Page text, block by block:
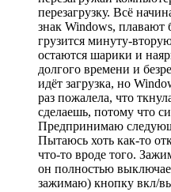
перезагрузку. Всё
знак Windows, плавают
грузится минуту-
остаются шарики и
долгого времени и
идёт загрузка, но
раз пожалела, что
сделаешь, потому что
Предпринимаю
Пытаюсь хоть как-то
что-то вроде того.
он полностью
зажимаю) кнопку вкл/